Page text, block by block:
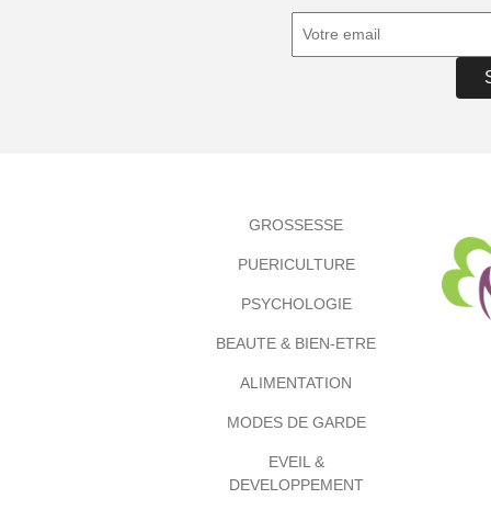
GROSSESSE
PUERICULTURE
PSYCHOLOGIE
BEAUTE & BIEN-ETRE
ALIMENTATION
MODES DE GARDE
EVEIL &
DEVELOPPEMENT